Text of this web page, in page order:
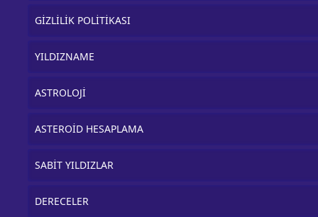
GİZLİLİK POLİTİKASI
YILDIZNAME
ASTROLOJİ
ASTEROİD HESAPLAMA
SABİT YILDIZLAR
DERECELER